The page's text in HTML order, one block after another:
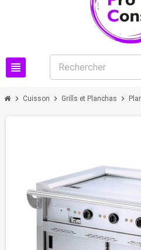
view_headline
chevron_right Cuisson chevron_right Grills et Planchas chevron_right